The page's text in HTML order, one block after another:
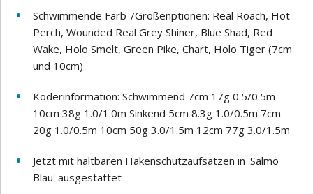
Schwimmende Farb-/Größenptionen: Real Roach, Hot
Perch, Wounded Real Grey Shiner, Blue Shad, Red
Wake, Holo Smelt, Green Pike, Chart, Holo Tiger (7cm
und 10cm)
Köderinformation: Schwimmend 7cm 17g 0.5/0.5m
10cm 38g 1.0/1.0m Sinkend 5cm 8.3g 1.0/0.5m 7cm
20g 1.0/0.5m 10cm 50g 3.0/1.5m 12cm 77g 3.0/1.5m
Jetzt mit haltbaren Hakenschutzaufsätzen in 'Salmo
Blau' ausgestattet